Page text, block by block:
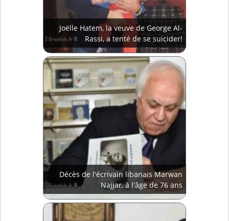
Joëlle Hatem, la veuve de George Al-
Rassi, a tenté de se suicider!
Décès de l'écrivain libanais Marwan
Najjar, à l'âge de 76 ans